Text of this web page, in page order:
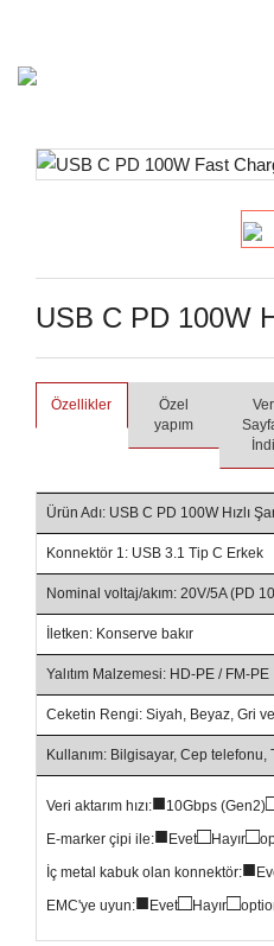
USB C PD 100W
Özellikler
Özel
yapım
Ürün Adı: USB C PD 100W Hızlı
Konnektör 1: USB 3.1 Tip C Erkek
Nominal voltaj/akım: 20V/5A (PD
İletken: Konserve bakır
Yalıtım Malzemesi: HD-PE / FM-PE
Ceketin Rengi: Siyah, Beyaz, Gri
Kullanım: Bilgisayar, Cep telefonu,
Veri aktarım hızı:■10Gbps (Gen2)
E-marker çipi ile:■Evet□Hayır□
İç metal kabuk olan konnektör:■
EMC'ye uyun:■Evet□Hayır□